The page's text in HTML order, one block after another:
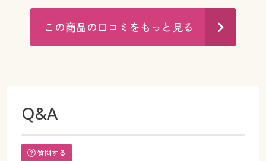
この商品の口コミをもっと見る
Q&A
質問する